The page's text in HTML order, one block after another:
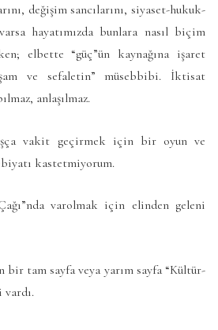
değişim sancılarını, siyaset-hukuk-
hayatımızda bunlara nasıl biçim
elbette “güç”ün kaynağına işaret
ve sefaletin” müsebbibi. İktisat
anlaşılmaz.
vakit geçirmek için bir oyun ve
kastetmiyorum.
varolmak için elinden geleni
bir tam sayfa veya yarım sayfa “Kültür-
vardı.